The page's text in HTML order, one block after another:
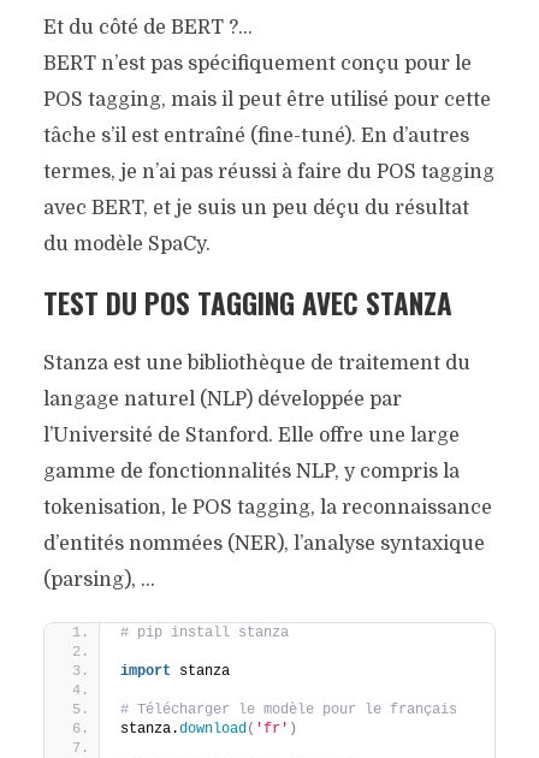
Et du côté de BERT ?…
BERT n’est pas spécifiquement conçu pour le
POS tagging, mais il peut être utilisé pour cette
tâche s’il est entraîné (fine-tuné). En d’autres
termes, je n’ai pas réussi à faire du POS tagging
avec BERT, et je suis un peu déçu du résultat
du modèle SpaCy.
TEST DU POS TAGGING AVEC STANZA
Stanza est une bibliothèque de traitement du
langage naturel (NLP) développée par
l’Université de Stanford. Elle offre une large
gamme de fonctionnalités NLP, y compris la
tokenisation, le POS tagging, la reconnaissance
d’entités nommées (NER), l’analyse syntaxique
(parsing), …
# pip install stanza
import stanza
# Télécharger le modèle pour le français
stanza.download( 'fr' )